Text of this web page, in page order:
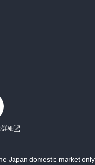
詳細
Japan domestic market only